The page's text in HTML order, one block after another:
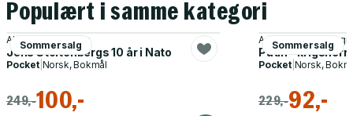
Populært i samme kategori
Sommersalg
Alf Bjarne Johnsen
Jens Stoltenbergs 10 år i Nato
Pocket| Norsk, Bokmål
249,-100,-
Sommersalg
Aage Storm
Putin -
Pocket| Norsk,
229,-92,-